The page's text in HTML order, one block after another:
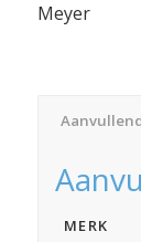
Meyer
MERK